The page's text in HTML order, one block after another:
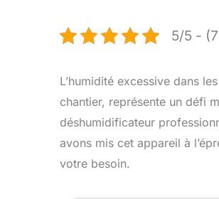
5/5 -
L’humidité excessive dans
chantier, représente un défi
déshumidificateur
avons mis cet appareil à
votre besoin.